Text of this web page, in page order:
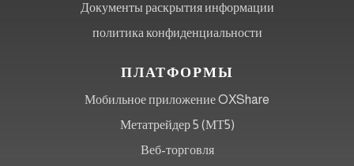
Документы раскрытия информации
политика конфиденциальности
ПЛАТФОРМЫ
Мобильное приложение OXShare
Метатрейдер 5 (МТ5)
Веб-торговля